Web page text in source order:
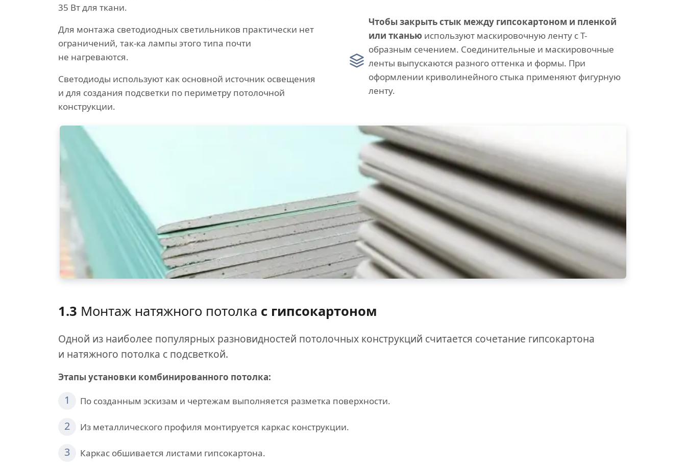
35 Вт для ткани.
Для монтажа светодиодных светильников практически нет
ограничений, так-ка лампы этого типа почти
не нагреваются.
Светодиоды используют как основной источник освещения
и для создания подсветки по периметру потолочной
конструкции.
Чтобы закрыть стык между гипсокартоном и пленкой
или тканью используют маскировочную ленту с Т-
образным сечением. Соединительные и маскировочные
ленты выпускаются разного оттенка и формы. При
оформлении криволинейного стыка применяют фигурную
ленту.
1.3 Монтаж натяжного потолка с гипсокартоном
Одной из наиболее популярных разновидностей потолочных конструкций считается сочетание гипсокартона
и натяжного потолка с подсветкой.
Этапы установки комбинированного потолка:
1 По созданным эскизам и чертежам выполняется разметка поверхности.
2 Из металлического профиля монтируется каркас конструкции.
3 Каркас обшивается листами гипсокартона.